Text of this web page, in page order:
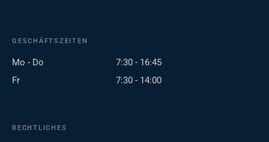
GESCHÄFTSZEITEN
Mo - Do
7:30 - 16:45
Fr
7:30 - 14:00
RECHTLICHES